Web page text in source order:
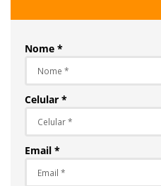
Nome *
Celular *
Email *